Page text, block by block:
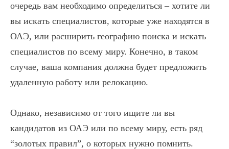
очередь вам необходимо определиться – хотите ли
вы искать специалистов, которые уже находятся в
ОАЭ, или расширить географию поиска и искать
специалистов по всему миру. Конечно, в таком
случае, ваша компания должна будет предложить
удаленную работу или релокацию.
Однако, независимо от того ищите ли вы
кандидатов из ОАЭ или по всему миру, есть ряд
“золотых правил”, о которых нужно помнить.